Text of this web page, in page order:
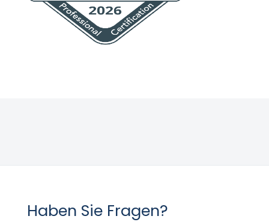
Haben Sie Fragen?